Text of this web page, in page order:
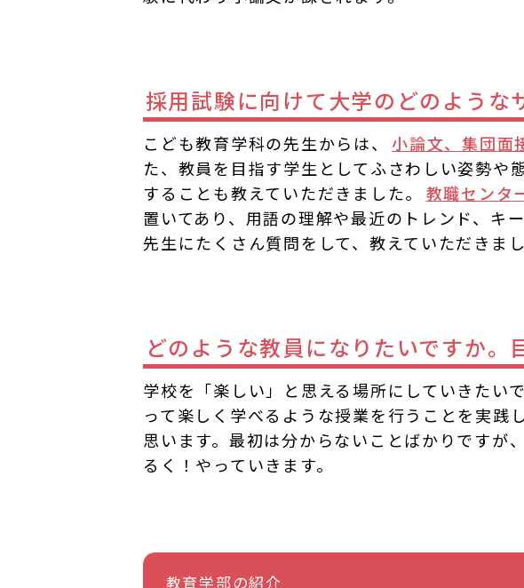
採用試験に向けて大学のどのような
こども教育学科の先生からは、
小論文、集団面
た、教員を目指す学生としてふさわしい姿勢
することも教えていただきました。
教職センタ
置いてあり、用語の理解や最近のトレンド、キ
先生にたくさん質問をして、教えていただきまし
どのような教員になりたいですか。
学校を「楽しい」と思える場所にしていきたい
って楽しく学べるような授業を行うことを実践
思います。最初は分からないことばかりですが
るく！やっていきます。
教育学部の紹介